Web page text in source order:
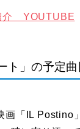
介 YOUTUBE
ト」の予定曲
「IL Postino